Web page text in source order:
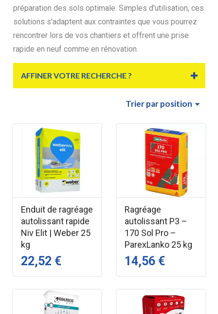
préparation des sols optimale. Simples d'utilisation, ces
solutions s'adaptent aux contraintes que vous pourrez
rencontrer lors de vos chantiers et offrent une prise
rapide en neuf comme en rénovation.
AFFINER VOTRE RECHERCHE ?
Trierpar position
Enduit de ragréage
autolissant rapide
Niv Elit | Weber 25
kg
22,52 €
Ragréage
autolissant P3 –
170 Sol Pro –
ParexLanko 25 kg
14,56 €